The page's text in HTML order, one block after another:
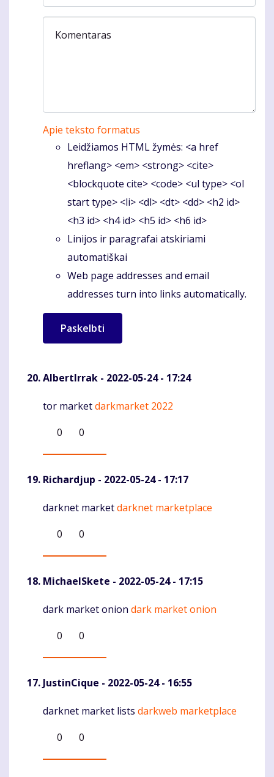
Komentaras
Apie teksto formatus
Leidžiamos HTML žymės: <a href
hreflang> <em> <strong> <cite>
<blockquote cite> <code> <ul type> <ol
start type> <li> <dl> <dt> <dd> <h2 id>
<h3 id> <h4 id> <h5 id> <h6 id>
Linijos ir paragrafai atskiriami
automatiškai
Web page addresses and email
addresses turn into links automatically.
AlbertIrrak - 2022-05-24 - 17:24
Komentaras
tor marketdarkmarket 2022
0
0
Richardjup - 2022-05-24 - 17:17
Komentaras
darknet marketdarknet marketplace
0
0
MichaelSkete - 2022-05-24 - 17:15
Komentaras
dark market onion dark market onion
0
0
JustinCique - 2022-05-24 - 16:55
Komentaras
darknet market lists darkweb marketplace
0
0